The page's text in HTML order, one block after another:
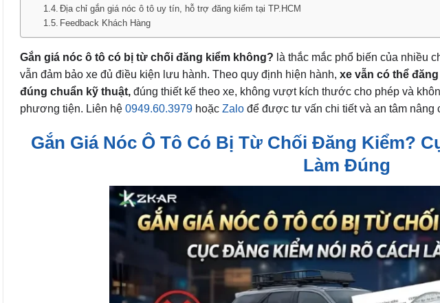
Địa chỉ gắn giá nóc ô tô uy tín, hỗ trợ đăng kiểm tại TP.HCM
Feedback Khách Hàng
Gắn giá nóc ô tô có bị từ chối đăng kiểm không? là thắc mắc phổ biến của nhiều
vẫn đảm bảo xe đủ điều kiện lưu hành. Theo quy định hiện hành, xe vẫn có thể
đúng chuẩn kỹ thuật, đúng thiết kế theo xe, không vượt kích thước cho phép và
phương tiện. Liên hệ 0949.60.3979 hoặc Zalo để được tư vấn chi tiết và an tâm nâng
Gắn Giá Nóc Ô Tô Có Bị Từ Chối Đăng Kiểm?
Làm Đúng